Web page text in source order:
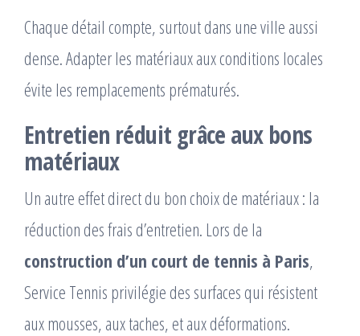
Chaque détail compte, surtout dans une ville aussi
dense. Adapter les matériaux aux conditions locales
évite les remplacements prématurés.
Entretien réduit grâce aux bons
matériaux
Un autre effet direct du bon choix de matériaux : la
réduction des frais d’entretien. Lors de la
construction d’un court de tennis à Paris,
Service Tennis privilégie des surfaces qui résistent
aux mousses, aux taches, et aux déformations.